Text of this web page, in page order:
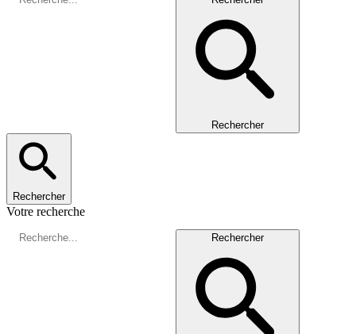
Rechercher
Rechercher
Votre recherche
Rechercher